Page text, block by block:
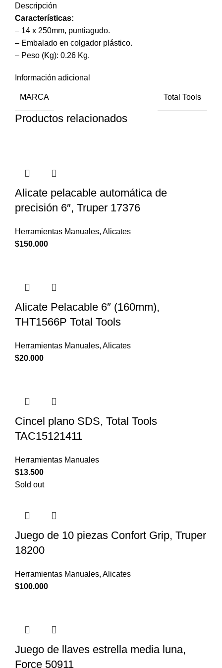
Descripción
Características:
– 14 x 250mm, puntiagudo.
– Embalado en colgador plástico.
– Peso (Kg): 0.26 Kg.
Información adicional
MARCA Total Tools
Productos relacionados
Alicate pelacable automática de
precisión 6″, Truper 17376
Herramientas Manuales, Alicates
$150.000
Alicate Pelacable 6″ (160mm),
THT1566P Total Tools
Herramientas Manuales, Alicates
$20.000
Cincel plano SDS, Total Tools
TAC15121411
Herramientas Manuales
$13.500
Sold out
Juego de 10 piezas Confort Grip, Truper
18200
Herramientas Manuales, Alicates
$100.000
Juego de llaves estrella media luna,
Force 50911